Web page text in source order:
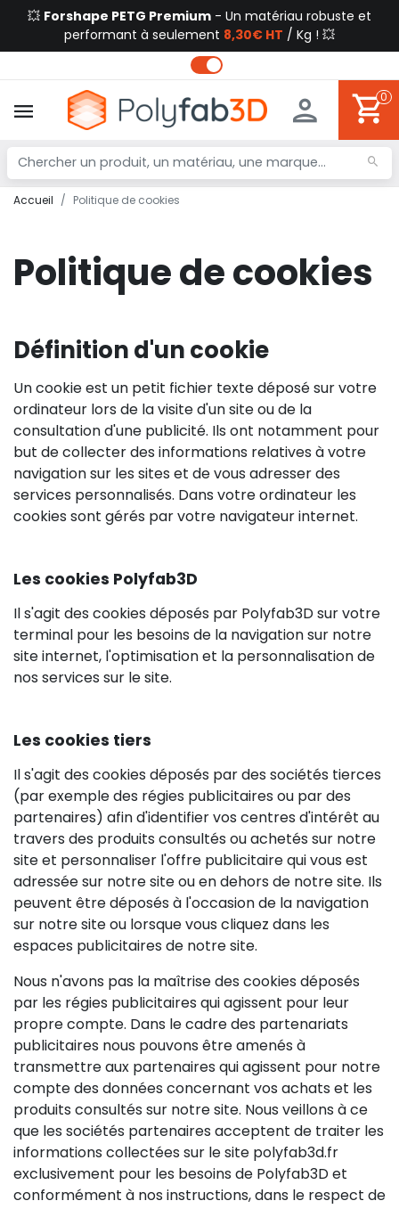
💥 Forshape PETG Premium - Un matériau robuste et
performant à seulement 8,30€ HT / Kg ! 💥
0
Accueil Politique de cookies
Politique de cookies
Définition d'un cookie
Un cookie est un petit fichier texte déposé sur votre
ordinateur lors de la visite d'un site ou de la
consultation d'une publicité. Ils ont notamment pour
but de collecter des informations relatives à votre
navigation sur les sites et de vous adresser des
services personnalisés. Dans votre ordinateur les
cookies sont gérés par votre navigateur internet.
Les cookies Polyfab3D
Il s'agit des cookies déposés par Polyfab3D sur votre
terminal pour les besoins de la navigation sur notre
site internet, l'optimisation et la personnalisation de
nos services sur le site.
Les cookies tiers
Il s'agit des cookies déposés par des sociétés tierces
(par exemple des régies publicitaires ou par des
partenaires) afin d'identifier vos centres d'intérêt au
travers des produits consultés ou achetés sur notre
site et personnaliser l'offre publicitaire qui vous est
adressée sur notre site ou en dehors de notre site. Ils
peuvent être déposés à l'occasion de la navigation
sur notre site ou lorsque vous cliquez dans les
espaces publicitaires de notre site.
Nous n'avons pas la maîtrise des cookies déposés
par les régies publicitaires qui agissent pour leur
propre compte. Dans le cadre des partenariats
publicitaires nous pouvons être amenés à
transmettre aux partenaires qui agissent pour notre
compte des données concernant vos achats et les
produits consultés sur notre site. Nous veillons à ce
que les sociétés partenaires acceptent de traiter les
informations collectées sur le site polyfab3d.fr
exclusivement pour les besoins de Polyfab3D et
conformément à nos instructions, dans le respect de